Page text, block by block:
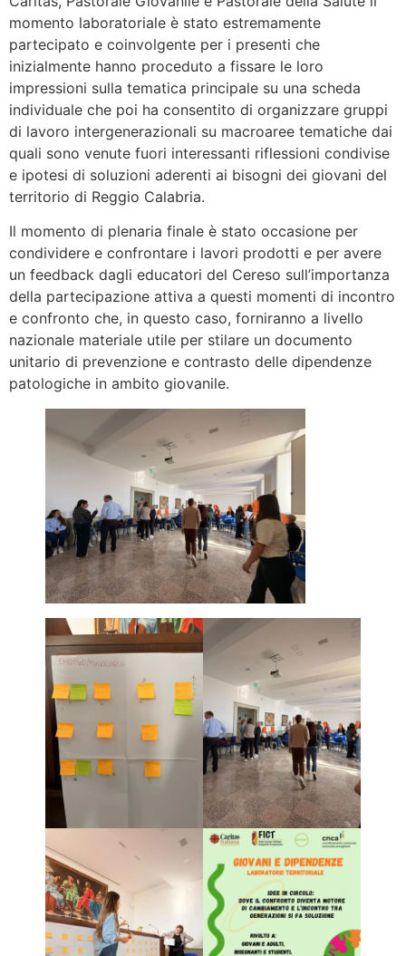
momento laboratoriale è stato estremamente
partecipato e coinvolgente per i presenti che
inizialmente hanno proceduto a fissare le loro
impressioni sulla tematica principale su una scheda
individuale che poi ha consentito di organizzare gruppi
di lavoro intergenerazionali su macroaree tematiche dai
quali sono venute fuori interessanti riflessioni condivise
e ipotesi di soluzioni aderenti ai bisogni dei giovani del
territorio di Reggio Calabria.
Il momento di plenaria finale è stato occasione per
condividere e confrontare i lavori prodotti e per avere
un feedback dagli educatori del Cereso sull’importanza
della partecipazione attiva a questi momenti di incontro
e confronto che, in questo caso, forniranno a livello
nazionale materiale utile per stilare un documento
unitario di prevenzione e contrasto delle dipendenze
patologiche in ambito giovanile.